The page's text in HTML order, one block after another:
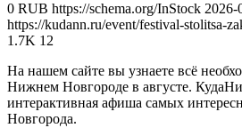
0 RUB https://schema.org/InStock 2026-
https://kudann.ru/event/festival-stolitsa-
1.7K 12
На нашем сайте вы узнаете всё
Нижнем Новгороде в августе.
интерактивная афиша самых
Новгорода.